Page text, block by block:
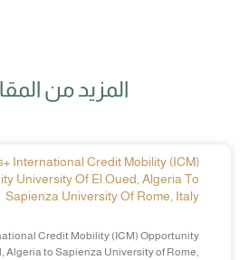
المزيد من
International Credit Mobility (ICM)
University Of El Oued, Algeria To
Sapienza University Of Rome, Italy
Credit Mobility (ICM) Opportunity
Algeria to Sapienza University of Rome,